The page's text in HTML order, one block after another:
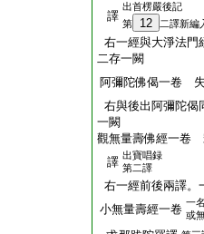
譯
出首楞嚴後記
第
12 二譯新編
右一經與大淨法門
二存一闕
阿彌陀佛偈一卷
右與後出阿彌陀偈
一闕
觀無量壽佛經一卷
譯 出寶唱録
第二譯
右一經前後兩譯。
小無量壽經一卷 一
或